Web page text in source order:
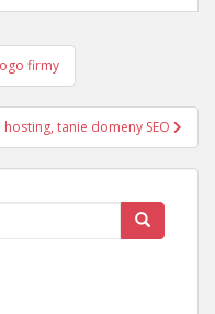
firmy
tanie domeny SEO